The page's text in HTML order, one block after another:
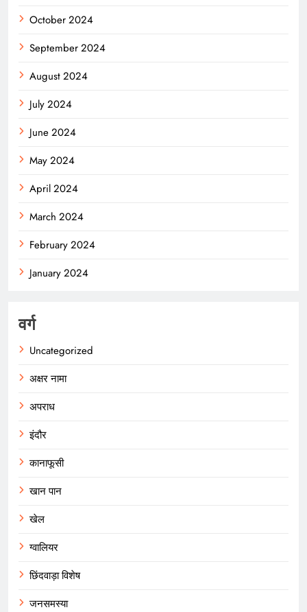
October 2024
September 2024
August 2024
July 2024
June 2024
May 2024
April 2024
March 2024
February 2024
January 2024
वर्ग
Uncategorized
अक्षर नामा
अपराध
इंदौर
कानाफूसी
खान पान
खेल
ग्वालियर
छिंदवाड़ा विशेष
जनसमस्या